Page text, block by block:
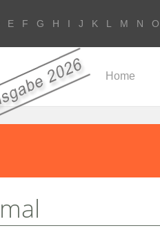
E F G H I J K L M N O
Home